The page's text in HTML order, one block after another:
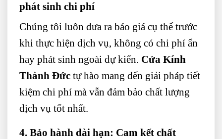
phát sinh chi phí
Chúng tôi luôn đưa ra báo giá cụ thể trước
khi thực hiện dịch vụ, không có chi phí ẩn
hay phát sinh ngoài dự kiến. Cửa Kính
Thành Đức tự hào mang đến giải pháp tiết
kiệm chi phí mà vẫn đảm bảo chất lượng
dịch vụ tốt nhất.
4. Bảo hành dài hạn: Cam kết chất